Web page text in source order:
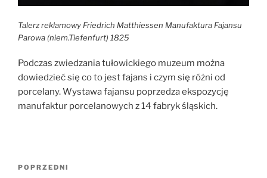
Talerz reklamowy Friedrich Matthiessen Manufaktura Fajansu
Parowa (niem.Tiefenfurt) 1825
Podczas zwiedzania tułowickiego muzeum można
dowiedzieć się co to jest fajans i czym się różni od
porcelany. Wystawa fajansu poprzedza ekspozycję
manufaktur porcelanowych z 14 fabryk śląskich.
Nawigacja
Poprzedni
POPRZEDNI